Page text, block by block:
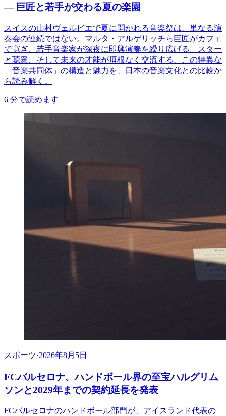
— 巨匠と若手が交わる夏の楽園
スイスの山村ヴェルビエで夏に開かれる音楽祭は、単なる演
奏会の連続ではない。マルタ・アルゲリッチら巨匠がカフェ
で寛ぎ、若手音楽家が深夜に即興演奏を繰り広げる。スター
と聴衆、そして未来の才能が垣根なく交流する、この特異な
「音楽共同体」の構造と魅力を、日本の音楽文化との比較か
ら読み解く。
6 分で読めます
スポーツ·2026年8月5日
FCバルセロナ、ハンドボール界の至宝ハルグリム
ソンと2029年までの契約延長を発表
FCバルセロナのハンドボール部門が、アイスランド代表の